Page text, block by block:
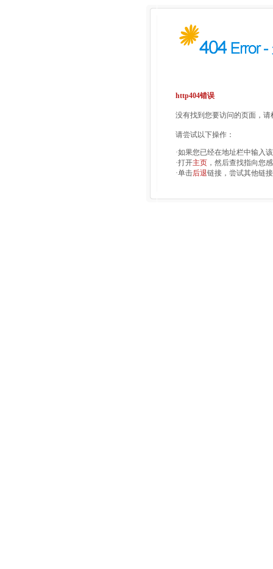
http404错误
没有找到您要访问的页面，
请尝试以下操作：
·如果您已经在地址栏中输入
·打开主页 ，然后查找指向您
·单击后退链接，尝试其他链